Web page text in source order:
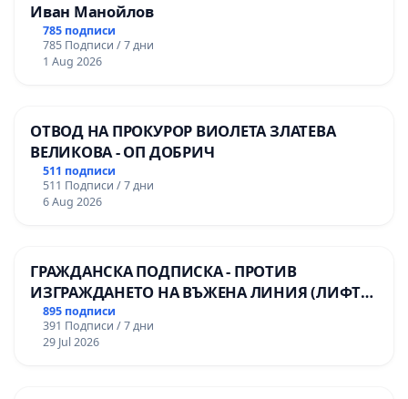
Иван Манойлов
785 подписи
785 Подписи / 7 дни
1 Aug 2026
ОТВОД НА ПРОКУРОР ВИОЛЕТА ЗЛАТЕВА
ВЕЛИКОВА - ОП ДОБРИЧ
511 подписи
511 Подписи / 7 дни
6 Aug 2026
ГРАЖДАНСКА ПОДПИСКА - ПРОТИВ
ИЗГРАЖДАНЕТО НА ВЪЖЕНА ЛИНИЯ (ЛИФТ)
НА ТЕРИТОРИЯТА НА ПРИРОДНА
ЗАБЕЛЕЖИТЕЛНОСТ „ХЪЛМ НА
ОСВОБОДИТЕЛИТЕ“ (БУНАРДЖИК)
895 подписи
391 Подписи / 7 дни
29 Jul 2026